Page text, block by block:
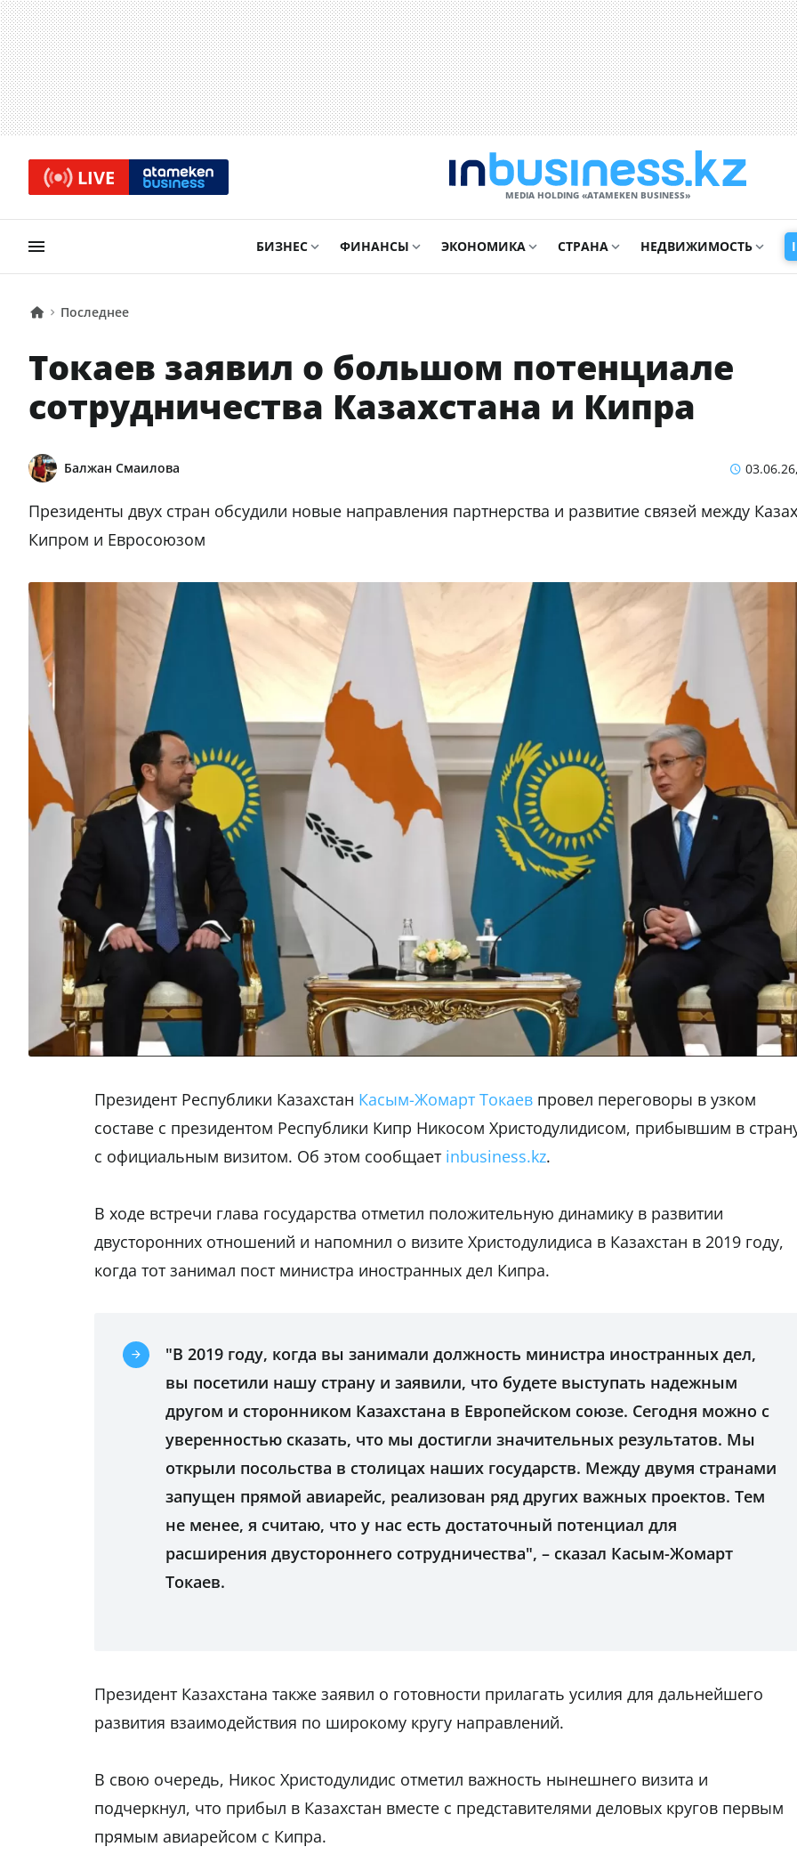
LIVE
MEDIA HOLDING «ATAMEKЕN BUSINESS»
БИЗНЕС ФИНАНСЫ ЭКОНОМИКА СТРАНА НЕДВИЖИМОСТЬ
Последнее
Токаев заявил о большом потенциале
сотрудничества Казахстана и Кипра
Балжан Смаилова
Президенты двух стран обсудили новые направления партнерства и развитие связей между
Кипром и Евросоюзом
Президент Республики Казахстан Касым-Жомарт Токаев провел переговоры в узком
составе с президентом Республики Кипр Никосом Христодулидисом, прибывшим в
с официальным визитом. Об этом сообщает inbusiness.kz.
В ходе встречи глава государства отметил положительную динамику в развитии
двусторонних отношений и напомнил о визите Христодулидиса в Казахстан в 2019 году,
когда тот занимал пост министра иностранных дел Кипра.
"В 2019 году, когда вы занимали должность министра иностранных дел,
вы посетили нашу страну и заявили, что будете выступать надежным
другом и сторонником Казахстана в Европейском союзе. Сегодня можно с
уверенностью сказать, что мы достигли значительных результатов. Мы
открыли посольства в столицах наших государств. Между двумя странами
запущен прямой авиарейс, реализован ряд других важных проектов. Тем
не менее, я считаю, что у нас есть достаточный потенциал для
расширения двустороннего сотрудничества", – сказал Касым-Жомарт
Токаев.
Президент Казахстана также заявил о готовности прилагать усилия для дальнейшего
развития взаимодействия по широкому кругу направлений.
В свою очередь, Никос Христодулидис отметил важность нынешнего визита и
подчеркнул, что прибыл в Казахстан вместе с представителями деловых кругов первым
прямым авиарейсом с Кипра.